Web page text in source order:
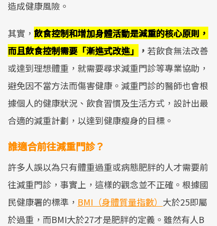
造成健康風險。
其實， 飲食控制和增加身體活動是減重的核心原則，
而且飲食控制需要「漸進式改進」
， 若飲食無法改善
或達到理想體重，就需要尋求減重門診等專業協助，
避免因不當方法而傷害健康。減重門診的醫師也會根
據個人的健康狀況、飲食習慣及生活方式，設計出最
合適的減重計劃，以達到健康瘦身的目標。
誰適合前往減重門診？
許多人誤以為只有體重過重或病態肥胖的人才需要前
往減重門診，事實上，這樣的觀念並不正確。根據國
民健康署的標準， BMI（身體質量指數） 大於25即屬
於過重，而BMI大於27才是肥胖的定義。雖然有人B